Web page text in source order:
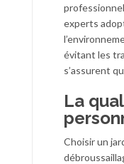
experts
évitant les
s’assurent
La
Choisir un